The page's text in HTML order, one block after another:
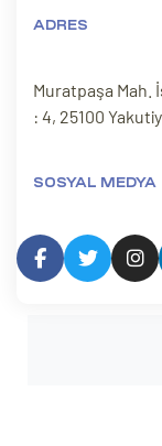
ADRES
Muratpaşa Mah.
: 4, 25100
SOSYAL MEDYA